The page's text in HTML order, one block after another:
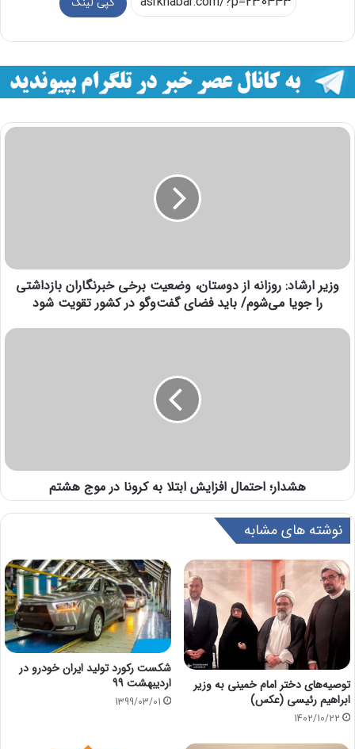
کپی لینک
وزیر ارشاد: روزانه از دوستان، وضعیت برخی خبرنگاران بازداشتی
را جویا می‌شوم/ باید فضای گفت‌وگو در کشور تقویت شود
هشدار؛ احتمال افزایش ابتلا به کرونا در موج هشتم
نوشته های مشابه
توصیه‌های‌ دختر امام خمینی به وزیر
ابراهیم رئیسی (عکس)
1402/10/22
شکست رکورد تولید ایران خودرو در
اردیبهشت 99
1399/03/01